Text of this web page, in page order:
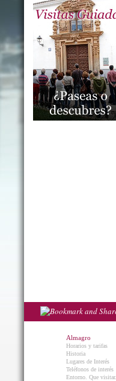
Almagro
Horarios y tarifas
Historia
Lugares de Interés
Teléfonos de interés
Entorno. Que visitar.